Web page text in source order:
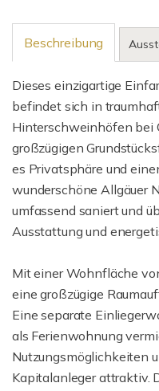
Beschreibung
Dieses einzigartige
befindet sich in
Hinterschweinhöfen bei
großzügigen
es Privatsphäre und
wunderschöne Allgäuer
umfassend saniert und
Ausstattung und
Mit einer Wohnfläche
eine großzügige
Eine separate
als Ferienwohnung
Nutzungsmöglichkeiten
Kapitalanleger attraktiv.